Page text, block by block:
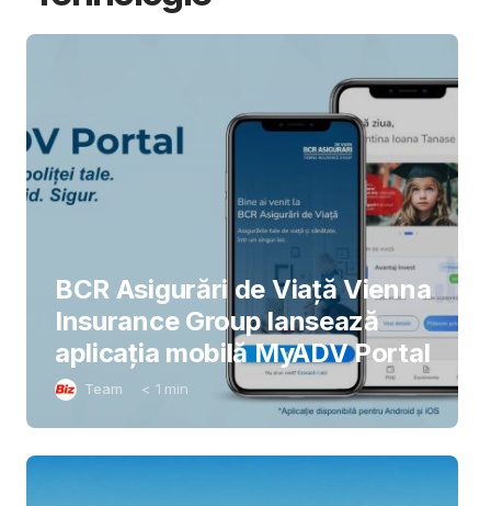
BCR Asigurări de Viață Vienna
Insurance Group lansează
aplicația mobilă MyADV Portal
Team < 1 min